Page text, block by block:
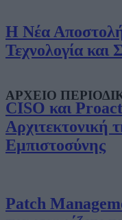
Η Νέα
Τεχνολογία
CISO και
Αρχιτεκτονική
Εμπιστοσύνης
Patch
ΑΡΧΕΙΟ